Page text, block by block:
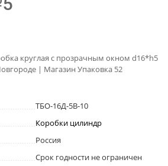
круглая с прозрачным окном d16*h5
| Магазин Упаковка 52
ТБО-16Д-5В-10
Коробки цилиндр
Россия
Срок годности не ограничен